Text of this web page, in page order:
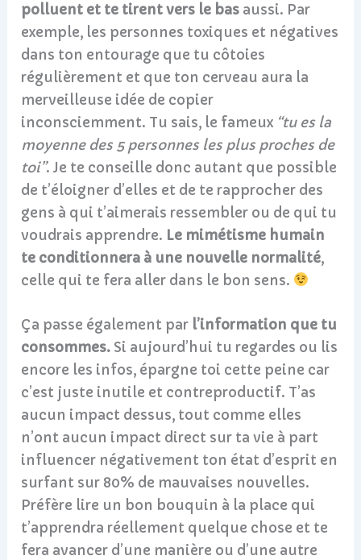
polluent et te tirent vers le bas aussi. Par
exemple, les personnes toxiques et négatives
dans ton entourage que tu côtoies
régulièrement et que ton cerveau aura la
merveilleuse idée de copier
inconsciemment. Tu sais, le fameux “tu es la
moyenne des 5 personnes les plus proches de
toi”. Je te conseille donc autant que possible
de t’éloigner d’elles et de te rapprocher des
gens à qui t’aimerais ressembler ou de qui tu
voudrais apprendre. Le mimétisme humain
te conditionnera à une nouvelle normalité,
celle qui te fera aller dans le bon sens.
Ça passe également par l’information que tu
consommes. Si aujourd’hui tu regardes ou lis
encore les infos, épargne toi cette peine car
c’est juste inutile et contreproductif. T’as
aucun impact dessus, tout comme elles
n’ont aucun impact direct sur ta vie à part
influencer négativement ton état d’esprit en
surfant sur 80% de mauvaises nouvelles.
Préfère lire un bon bouquin à la place qui
t’apprendra réellement quelque chose et te
fera avancer d’une manière ou d’une autre